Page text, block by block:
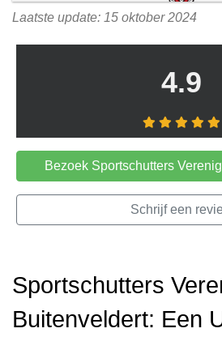
Laatste update: 15 oktober 2024
4.9
Bezoek Sportschutters
Schrijf een
Sportschutters
Buitenveldert: Een